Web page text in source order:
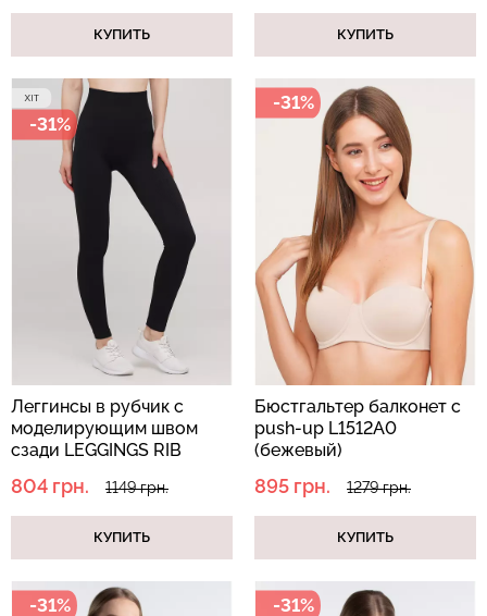
КУПИТЬ КУПИТЬ
-31%
Леггинсы в рубчик с
моделирующим швом
сзади LEGGINGS RIB
804 грн. 1149 грн.
КУПИТЬ
-31%
Бюстгальтер балконет с
push-up L1512A0
(бежевый)
895 грн. 1279 грн.
КУПИТЬ
-31% -31%
Бесшовная бразилиана с
легкой коррекцией
BRASILIAN SHAPEWEAR
black (черный) Giulia
258 грн.369 грн.
Велосипедки с высокой
талией TRACKS 01
(черный) Giulia
439 грн.549 грн.